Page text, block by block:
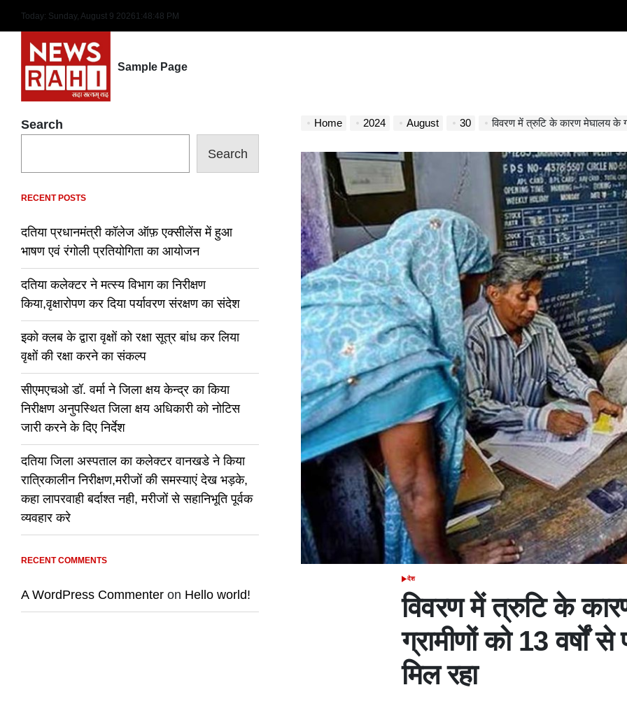
content
Today: Sunday, August 9 20261 :48:49 PM
Sample Page
Home 2024 August 30 विवरण में त्रुटि के कारण मेघालय के
POSTED
IN
देश
विवरण में त्रुटि के
ग्रामीणों को 13 वर्षों
मिल रहा
Search
Search
RECENT POSTS
दतिया प्रधानमंत्री कॉलेज ऑफ़ एक्सीलेंस में हुआ
भाषण एवं रंगोली प्रतियोगिता का आयोजन
दतिया कलेक्टर ने मत्स्य विभाग का निरीक्षण
किया,वृक्षारोपण कर दिया पर्यावरण संरक्षण का संदेश
इको क्लब के द्वारा वृक्षों को रक्षा सूत्र बांध कर लिया
वृक्षों की रक्षा करने का संकल्प
सीएमएचओ डॉ. वर्मा ने जिला क्षय केन्द्र का किया
निरीक्षण अनुपस्थित जिला क्षय अधिकारी को नोटिस
जारी करने के दिए निर्देश
दतिया जिला अस्पताल का कलेक्टर वानखडे ने किया
रात्रिकालीन निरीक्षण,मरीजों की समस्याएं देख भड़के,
कहा लापरवाही बर्दाश्त नही, मरीजों से सहानिभूति पूर्वक
व्यवहार करे
RECENT COMMENTS
A WordPress Commenter on Hello world!